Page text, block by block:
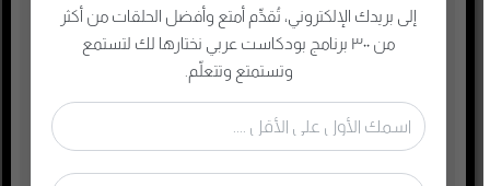
سياسة واقتصاد
سيرة ذاتية
صناعة المحتوى
إلى بريدك الإلكتروني، تُقدِّم أمتع وأفضل الحلقات من أكثر
من ٣٠٠ برنامج بودكاست عربي نختارها لك لتستمع
وتستمتع وتتعلّم.